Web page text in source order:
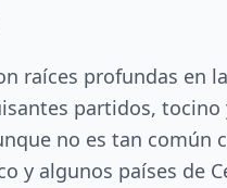
raíces profundas en
partidos,
no es tan común
y algunos países de